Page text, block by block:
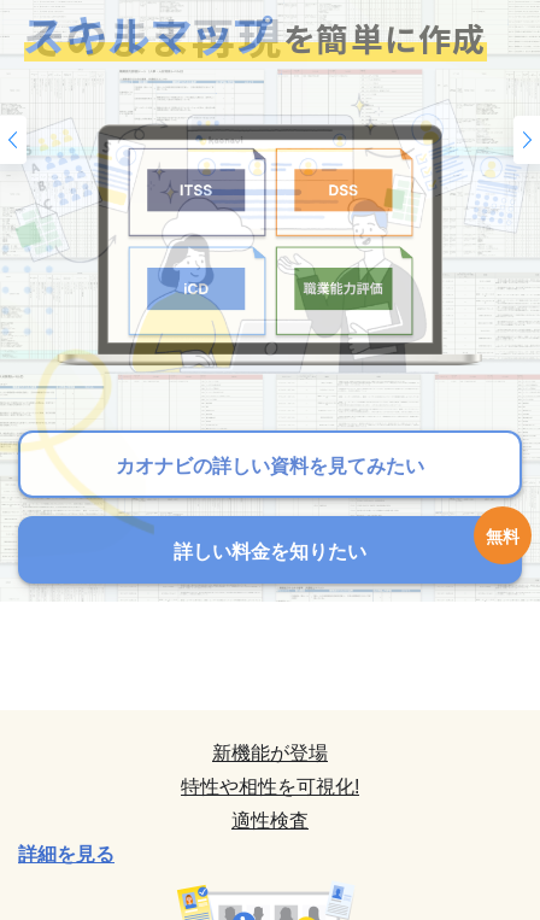
カオナビの詳しい資料を見てみたい
詳しい料金を知りたい
スキルマップ
カオナビの詳しい資料を見てみたい
詳しい料金を知りたい
そのまま再現
カオナビの詳しい資料を見てみたい
詳しい料金を知りたい
新機能が登場
特性や相性を可視化!
適性検査
詳細を見る